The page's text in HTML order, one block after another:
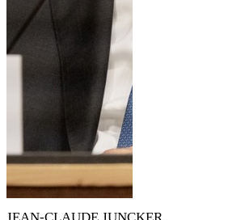
JEAN-CLAUDE JUNCKER